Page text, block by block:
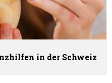
in der Schweiz